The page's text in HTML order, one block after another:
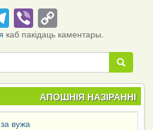
Telegram
ViberCopy
Link
каб пакідаць каментары.
Пошук
Пошук
АПОШНІЯ НАЗІРАННІ
вужа